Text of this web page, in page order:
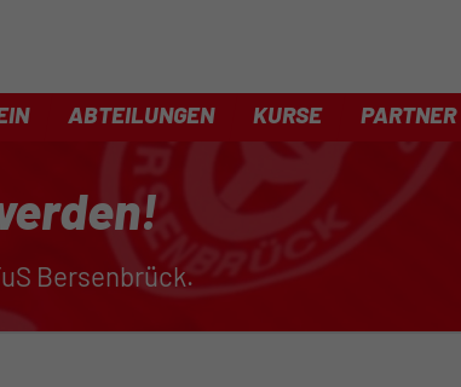
ABTEILUNGEN KURSE PARTNER
Bersenbrück.